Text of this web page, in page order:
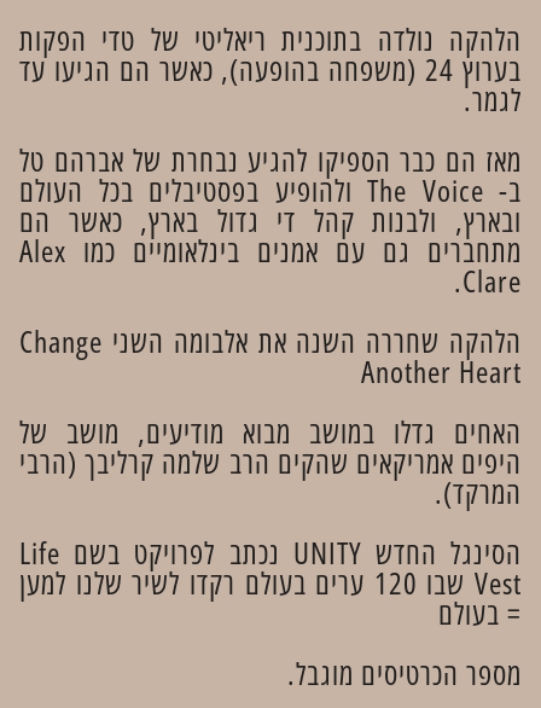
הלהקה נולדה בתוכנית ריאליטי של טדי הפקות
בערוץ 24 (משפחה בהופעה), כאשר הם הגיעו עד
לגמר.
מאז הם כבר הספיקו להגיע נבחרת של אברהם טל
ב- The Voice ולהופיע בפסטיבלים בכל העולם
ובארץ, ולבנות קהל די גדול בארץ, כאשר הם
מתחברים גם עם אמנים בינלאומיים כמו Alex
Clare.
הלהקה שחררה השנה את אלבומה השני Change
Another Heart
האחים גדלו במושב מבוא מודיעים, מושב של
היפים אמריקאים שהקים הרב שלמה קרליבך (הרבי
המרקד).
הסינגל החדש UNITY נכתב לפרויקט בשם Life
Vest שבו 120 ערים בעולם רקדו לשיר שלנו למען
= בעולם
מספר הכרטיסים מוגבל.